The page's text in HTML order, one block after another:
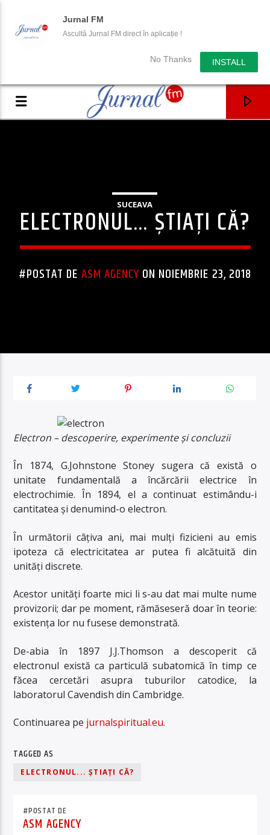
Jurnal FM
Ascultă Jurnal FM direct în aplicație !
No Thanks INSTALL
SUCEAVA
ELECTRONUL… ȘTIAȚI CĂ?
#POSTAT DE ASM AGENCYON NOIEMBRIE 23, 2018
Electron – descoperire, experimente și concluzii
În 1874, G.Johnstone Stoney sugera că există o
unitate fundamentală a încărcării electrice în
electrochimie. În 1894, el a continuat estimându-i
cantitatea și denumind-o electron.
În următorii câțiva ani, mai mulți fizicieni au emis
ipoteza că electricitatea ar putea fi alcătuită din
unități discrete.
Acestor unități foarte mici li s-au dat mai multe nume
provizorii; dar pe moment, rămăseseră doar în teorie:
existența lor nu fusese demonstrată.
De-abia în 1897 J.J.Thomson a descoperit că
electronul există ca particulă subatomică în timp ce
făcea cercetări asupra tuburilor catodice, la
laboratorul Cavendish din Cambridge.
Continuarea pe jurnalspiritual.eu.
TAGGED AS
ELECTRONUL... ȘTIAȚI CĂ?
#POSTAT DE
ASM AGENCY